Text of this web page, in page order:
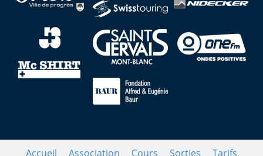
Accueil Association Cours Sorties Tarifs